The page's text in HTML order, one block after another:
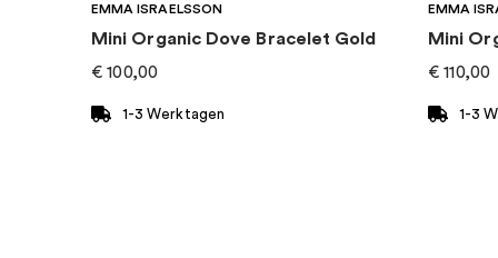
EMMA ISRAELSSON
Mini Organic Dove Bracelet Gold
€ 100,00
1-3 Werktagen
EMMA
Mini
€ 110,00
1-3